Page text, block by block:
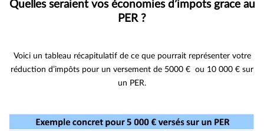
Quelles seraient vos économies d’impots grace au
PER ?
Voici un tableau récapitulatif de ce que pourrait représenter votre
réduction d’impôts pour un versement de 5000 € ou 10 000 € sur
un PER.